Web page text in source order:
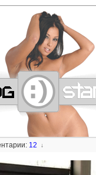
—————————
12 ↓